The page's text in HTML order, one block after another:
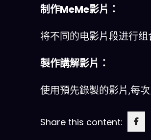
制作MeMe影片：
将不同的电影片段进行
製作講解影片：
使用預先錄製的影片,每
Share this content: